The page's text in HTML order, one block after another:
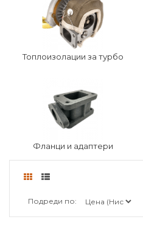
Топлоизолации за турбо
Фланци и адаптери
Подреди по: